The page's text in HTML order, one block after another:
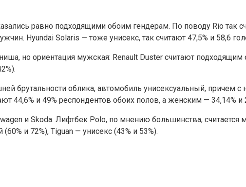
равно подходящими обоим гендерам. По поводу Rio так
Hyundai Solaris — тоже унисекс, так считают 47,5% и 58,6
но ориентация мужская: Renault Duster считают
брутальности облика, автомобиль унисексуальный,
44,6% и 49% респондентов обоих полов, а женским — 34,14% и
и Skoda. Лифтбек Polo, по мнению большинства,
и 72%), Tiguan — унисекс (43% и 53%).